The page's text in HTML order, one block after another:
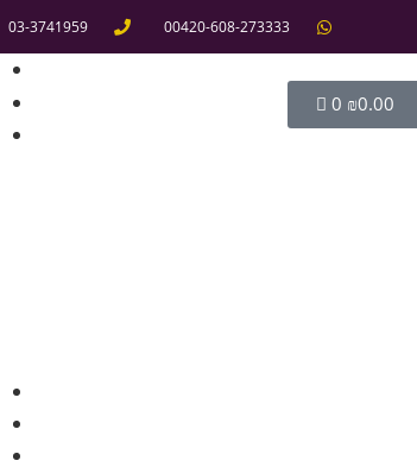
00420-608-273333
03-3741959
₪0.00
0